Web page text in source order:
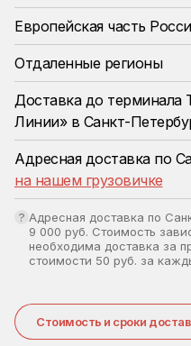
Европейская часть
Отдаленные регионы
Доставка до терминала
Линии» в Санкт-
Адресная доставка по
на нашем грузовичке
? Адресная доставка по
9 000 руб. Стоимость
необходима доставка за
стоимости 50 руб. за
Стоимость и сроки